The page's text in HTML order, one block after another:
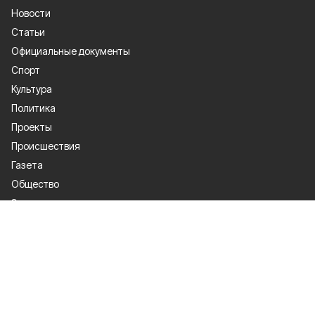
Новости
Статьи
Официальные документы
Спорт
Культура
Политика
Проекты
Происшествия
Газета
Общество
Экономика